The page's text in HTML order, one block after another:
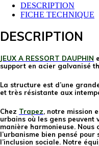
DESCRIPTION
FICHE TECHNIQUE
DESCRIPTION
JEUX A RESSORT DAUPHIN
support en acier galvanisé
La structure est d’une
et très résistante aux
Chez Trapez, notre mission
urbains où les gens peuvent
manière harmonieuse. Nous
l’urbanisme bien pensé
l’inclusion sociale. Notre